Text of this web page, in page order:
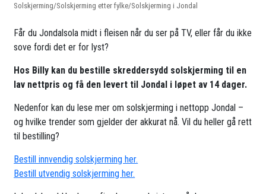
Solskjerming/Solskjerming etter fylke/Solskjerming i Jondal
Får du Jondalsola midt i fleisen når du ser på TV, eller får du ikke
sove fordi det er for lyst?
Hos Billy kan du bestille skreddersydd solskjerming til en
lav nettpris og få den levert til Jondal i løpet av 14 dager.
Nedenfor kan du lese mer om solskjerming i nettopp Jondal –
og hvilke trender som gjelder der akkurat nå. Vil du heller gå rett
til bestilling?
Bestill innvendig solskjerming her.
Bestill utvendig solskjerming her.